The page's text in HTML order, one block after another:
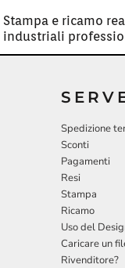
Stampa e ricamo
industriali
Spedizione
Sconti
Pagamenti
Resi
Stampa
Ricamo
Uso del
Caricare un
Rivenditore?